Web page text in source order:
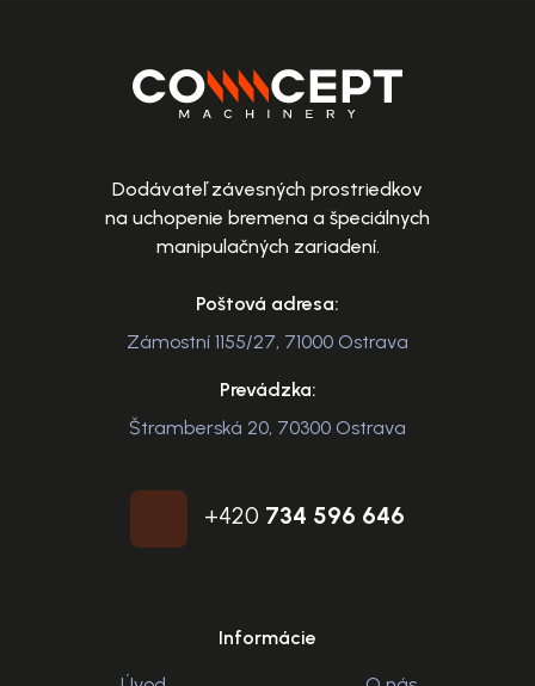
Dodávateľ závesných prostriedkov
na uchopenie bremena a špeciálnych
manipulačných zariadení.
Poštová adresa:
Zámostní 1155/27, 71000 Ostrava
Prevádzka:
Štramberská 20, 70300 Ostrava
+420 734 596 646
Informácie